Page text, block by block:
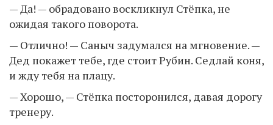
— Да! — обрадовано воскликнул Стёпка, не
ожидая такого поворота.
— Отлично! — Саныч задумался на мгновение. —
Дед покажет тебе, где стоит Рубин. Седлай коня,
и жду тебя на плацу.
— Хорошо, — Стёпка посторонился, давая дорогу
тренеру.